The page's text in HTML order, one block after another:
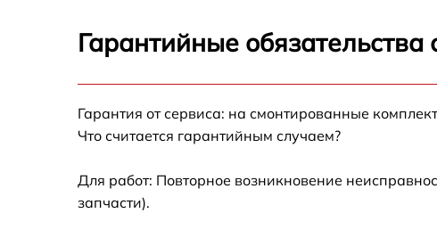
Замена термодатчика Bosch HBN 380751
380751
Гарантийные
Гарантия от сервиса: на смонтированные
Что считается гарантийным случаем?
Для работ: Повторное возникновение
запчасти).